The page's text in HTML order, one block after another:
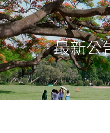
最新公